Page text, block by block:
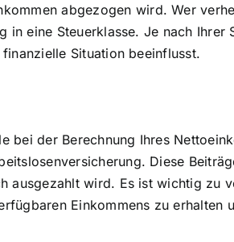
abgezogen wird. Wer
eine Steuerklasse. Je nach Ihrer
Situation beeinflusst.
bei der Berechnung Ihres
Diese
ausgezahlt wird. Es ist wichtig zu
Einkommens zu erhalten